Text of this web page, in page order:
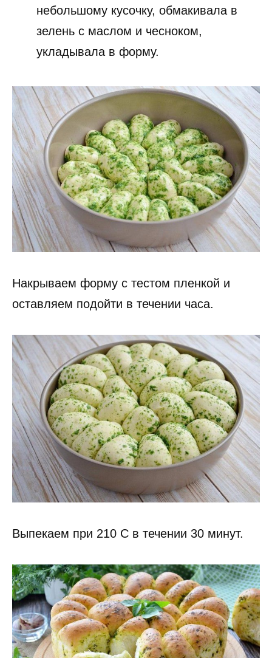
небольшому кусочку, обмакивала в
зелень с маслом и чесноком,
укладывала в форму.
Накрываем форму с тестом пленкой и
оставляем подойти в течении часа.
Выпекаем при 210 С в течении 30 минут.